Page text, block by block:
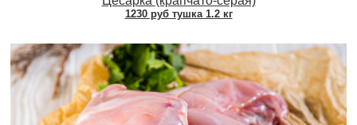
1230 руб тушка 1.2 кг